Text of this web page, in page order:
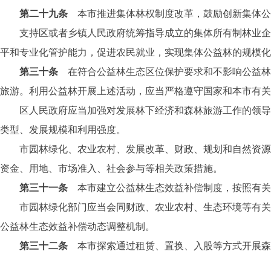
第二十九条 本市推进集体林权制度改革，鼓励创新集体
支持区或者乡镇人民政府统筹指导成立的集体所有制林业企
平和专业化管护能力，促进农民就业，实现集体公益林的规模
第三十条 在符合公益林生态区位保护要求和不影响公益
旅游。利用公益林开展上述活动，应当严格遵守国家和本市有
区人民政府应当加强对发展林下经济和森林旅游工作的领导
类型、发展规模和利用强度。
市园林绿化、农业农村、发展改革、财政、规划和自然资源
资金、用地、市场准入、社会参与等相关政策措施。
第三十一条 本市建立公益林生态效益补偿制度，按照有
市园林绿化部门应当会同财政、农业农村、生态环境等有关
公益林生态效益补偿动态调整机制。
第三十二条 本市探索通过租赁、置换、入股等方式开展